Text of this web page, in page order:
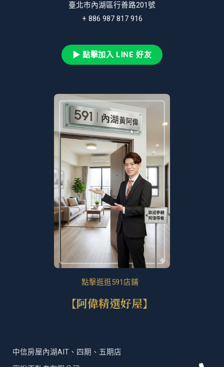
臺北市內湖區行善路201號
+ 886 987 817 916
▶ 點擊加入 LINE 好友
點擊逛逛591店鋪
【阿偉精選好屋】
中信房屋內湖AIT、四期、五期店